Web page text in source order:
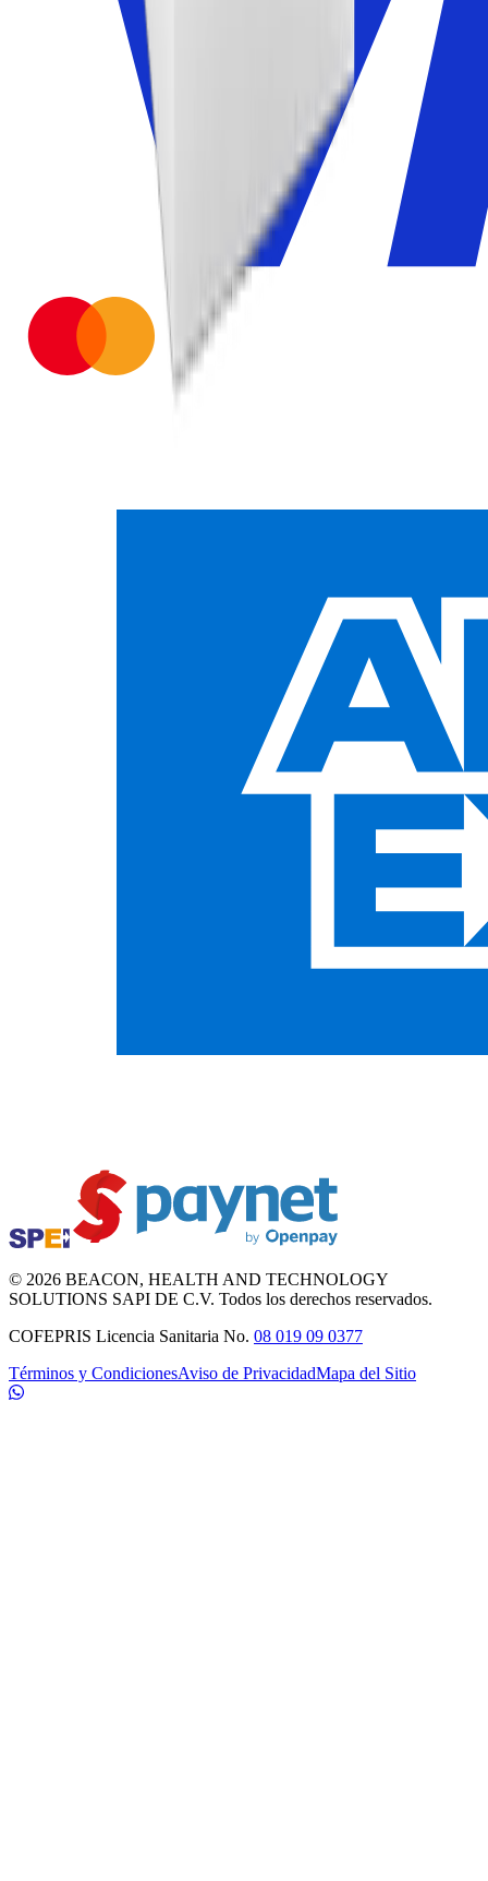
© 2026 BEACON, HEALTH AND TECHNOLOGY
SOLUTIONS SAPI DE C.V. Todos los derechos reservados.
COFEPRIS Licencia Sanitaria No. 08 019 09 0377
Términos y CondicionesAviso de PrivacidadMapa del Sitio